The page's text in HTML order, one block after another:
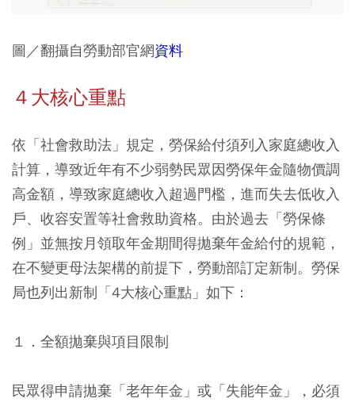
圖／翻攝自勞動部官網資料
４大核心重點
依「社會救助法」規定，勞保給付須列入家庭總收入
計算，導致近年有不少弱勢民眾因勞保年金隨物價調
高金額，導致家庭總收入超過門檻，進而失去低收入
戶、收容安置等社會救助資格。由於過去「勞保條
例」並無按月領取年金期間得拋棄年金給付的規範，
在不變更母法架構的前提下，勞動部訂定新制。勞保
局也列出新制「4大核心重點」如下：
１．全額拋棄與項目限制
民眾得申請拋棄「老年年金」或「失能年金」，必須